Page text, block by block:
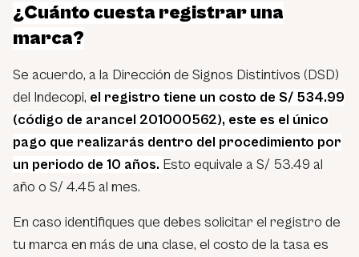
¿Cuánto cuesta registrar una
marca?
Se acuerdo, a la Dirección de Signos Distintivos (DSD)
del Indecopi, el registro tiene un costo de S/ 534.99
(código de arancel 201000562), este es el único
pago que realizarás dentro del procedimiento por
un periodo de 10 años. Esto equivale a S/ 53.49 al
año o S/ 4.45 al mes.
En caso identifiques que debes solicitar el registro de
tu marca en más de una clase, el costo de la tasa es